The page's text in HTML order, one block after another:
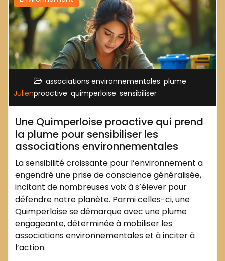
Julien
associations environnementales plume
proactive quimperloise sensibiliser
Une Quimperloise proactive qui prend
la plume pour sensibiliser les
associations environnementales
La sensibilité croissante pour l’environnement a
engendré une prise de conscience généralisée,
incitant de nombreuses voix à s’élever pour
défendre notre planète. Parmi celles-ci, une
Quimperloise se démarque avec une plume
engageante, déterminée à mobiliser les
associations environnementales et à inciter à
l’action.